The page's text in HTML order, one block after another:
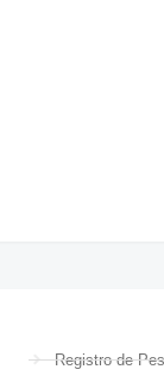
Registro de